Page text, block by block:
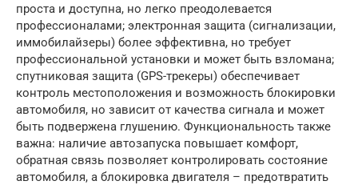
проста и доступна, но легко преодолевается
профессионалами; электронная защита (сигнализации,
иммобилайзеры) более эффективна, но требует
профессиональной установки и может быть взломана;
спутниковая защита (GPS-трекеры) обеспечивает
контроль местоположения и возможность блокировки
автомобиля, но зависит от качества сигнала и может
быть подвержена глушению. Функциональность также
важна: наличие автозапуска повышает комфорт,
обратная связь позволяет контролировать состояние
автомобиля, а блокировка двигателя – предотвратить